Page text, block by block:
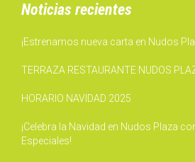
Noticias recientes
¡Estrenamos nueva carta en Nudos
TERRAZA RESTAURANTE NUDOS
HORARIO NAVIDAD 2025
¡Celebra la Navidad en Nudos Plaza
Especiales!